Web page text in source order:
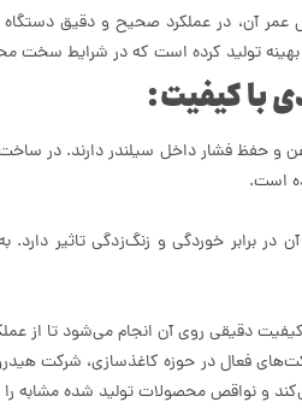
آن، در عملکرد صحیح و دقیق دستگاه
تولید کرده است که در شرایط سخت
حفظ فشار داخل سیلندر دارند. در
است.
برابر خوردگی و زنگ‌زدگی تاثیر
دقیقی روی آن انجام می‌شود تا از
فعال در حوزه کاغذسازی، شرکت
و نواقص محصولات تولید شده مشابه را